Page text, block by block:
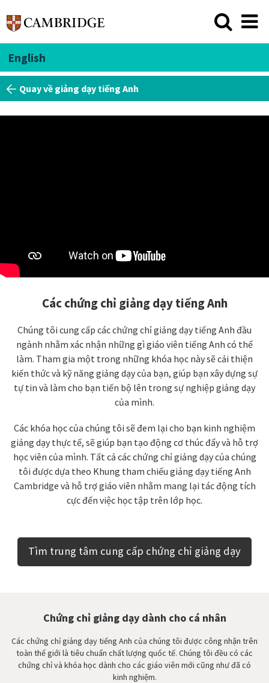
English
Quay về giảng dạy tiếng Anh
Các chứng chỉ giảng dạy tiếng Anh
Chúng tôi cung cấp các chứng chỉ giảng dạy tiếng Anh đầu
ngành nhằm xác nhận những gì giáo viên tiếng Anh có thể
làm. Tham gia một trong những khóa học này sẽ cải thiện
kiến thức và kỹ năng giảng dạy của bạn, giúp bạn xây dựng sự
tự tin và làm cho bạn tiến bộ lên trong sự nghiệp giảng dạy
của mình.
Các khóa học của chúng tôi sẽ đem lại cho bạn kinh nghiệm
giảng dạy thực tế, sẽ giúp bạn tạo động cơ thúc đẩy và hỗ trợ
học viên của mình. Tất cả các chứng chỉ giảng dạy của chúng
tôi được dựa theo Khung tham chiếu giảng dạy tiếng Anh
Cambridge và hỗ trợ giáo viên nhằm mang lại tác động tích
cực đến việc học tập trên lớp học.
Tìm trung tâm cung cấp chứng chỉ giảng dạy
Chứng chỉ giảng dạy dành cho cá nhân
Các chứng chỉ giảng dạy tiếng Anh của chúng tôi được công nhận trên
toàn thế giới là tiêu chuẩn chất lượng quốc tế. Chúng tôi đều có các
chứng chỉ và khóa học dành cho các giáo viên mới cũng như đã có
kinh nghiệm.